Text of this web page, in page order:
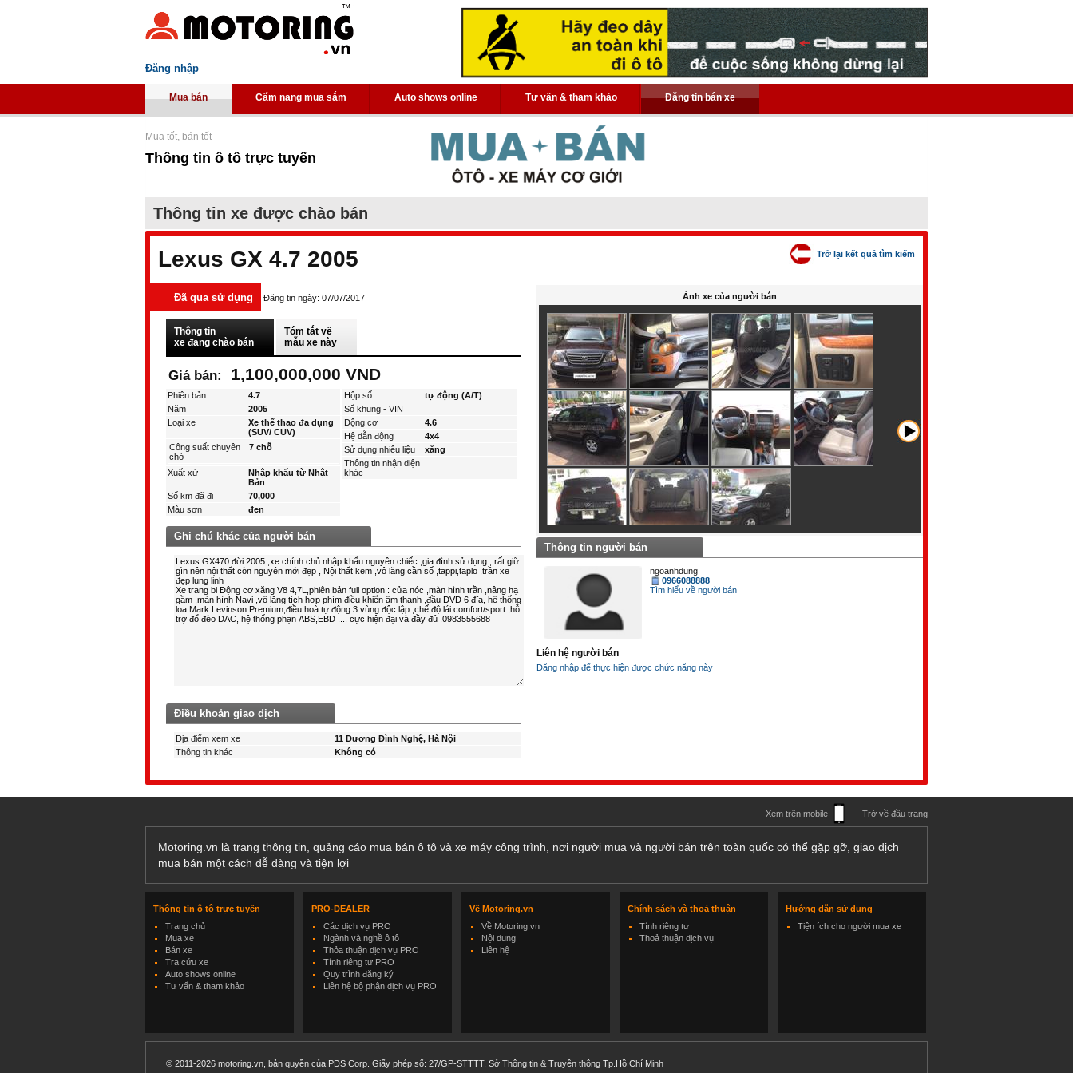
Đăng nhập
Mua bán Cẩm nang mua sắm Auto shows online Tư vấn & tham khảo Đăng tin bán xe
Mua tốt, bán tốt
Thông tin ô tô trực tuyến
Thông tin xe được chào bán
Lexus GX 4.7 2005
Đã qua sử dụng Đăng tin ngày: 07/07/2017
Thông tin
xe đang chào bán
Tóm tắt về
mẫu xe này
Giá bán: 1,100,000,000 VND
Phiên bản
4.7
Năm
2005
Loại xe
Xe thể thao đa dụng
(SUV/ CUV)
Công suất chuyên
chở
7 chỗ
Xuất xứ
Nhập khẩu từ Nhật
Bản
Số km đã đi
70,000
Màu sơn
đen
Hộp số
tự động (A/T)
Số khung - VIN
Động cơ
4.6
Hệ dẫn động
4x4
Sử dụng nhiêu liệu
xăng
Thông tin nhận diện
khác
Ghi chú khác của người bán
Điều khoản giao dịch
Địa điểm xem xe
11 Dương Đình Nghệ, Hà Nội
Thông tin khác
Không có
Trở lại kết quả tìm kiếm
Ảnh xe của người bán
Thông tin người bán
ngoanhdung
0966088888
Tìm hiểu về người bán
Liên hệ người bán
Đăng nhập để thực hiện được chức năng này
Xem trên mobile Trở về đầu trang
Motoring.vn là trang thông tin, quảng cáo mua bán ô tô và xe máy công trình, nơi người mua và người bán trên toàn quốc có thể gặp gỡ, giao dịch
mua bán một cách dễ dàng và tiện lợi
Thông tin ô tô trực tuyến
Trang chủ
Mua xe
Bán xe
Tra cứu xe
Auto shows online
Tư vấn & tham khảo
PRO-DEALER
Các dịch vụ PRO
Ngành và nghề ô tô
Thỏa thuận dịch vụ PRO
Tính riêng tư PRO
Quy trình đăng ký
Liên hệ bộ phận dịch vụ PRO
Về Motoring.vn
Về Motoring.vn
Nội dung
Liên hệ
Chính sách và thoả thuận
Tính riêng tư
Thoả thuận dịch vụ
Hướng dẫn sử dụng
Tiện ích cho người mua xe
© 2011-2026 motoring.vn, bản quyền của PDS Corp. Giấy phép số: 27/GP-STTTT, Sở Thông tin & Truyền thông Tp.Hồ Chí Minh